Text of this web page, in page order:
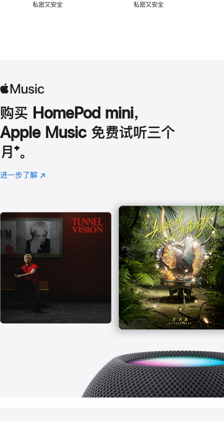
私密又安全 私密又安全
购买 HomePod mini，
Apple Music 免费试听三个
月 脚
注
⁺。
进一步了解 Apple
(在
口
中
打
开)